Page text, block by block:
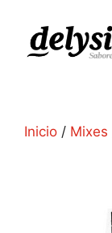
Inicio / Mixes